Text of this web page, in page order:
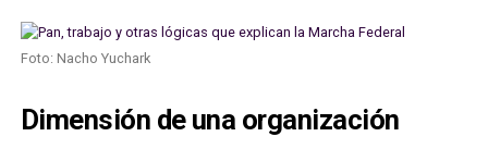
Foto: Nacho Yuchark
Dimensión de una organización